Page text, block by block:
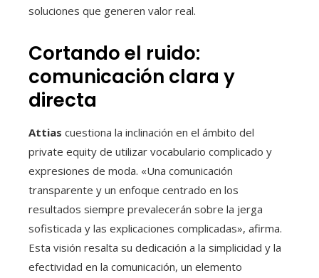
soluciones que generen valor real.
Cortando el ruido:
comunicación clara y
directa
Attias cuestiona la inclinación en el ámbito del
private equity de utilizar vocabulario complicado y
expresiones de moda. «Una comunicación
transparente y un enfoque centrado en los
resultados siempre prevalecerán sobre la jerga
sofisticada y las explicaciones complicadas», afirma.
Esta visión resalta su dedicación a la simplicidad y la
efectividad en la comunicación, un elemento